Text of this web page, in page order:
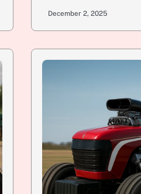
December 2, 2025